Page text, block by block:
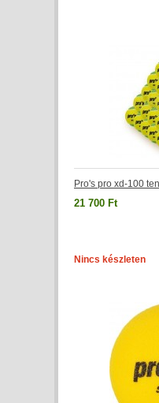
Pro's pro xd-100
21 700 Ft
Nincs készleten